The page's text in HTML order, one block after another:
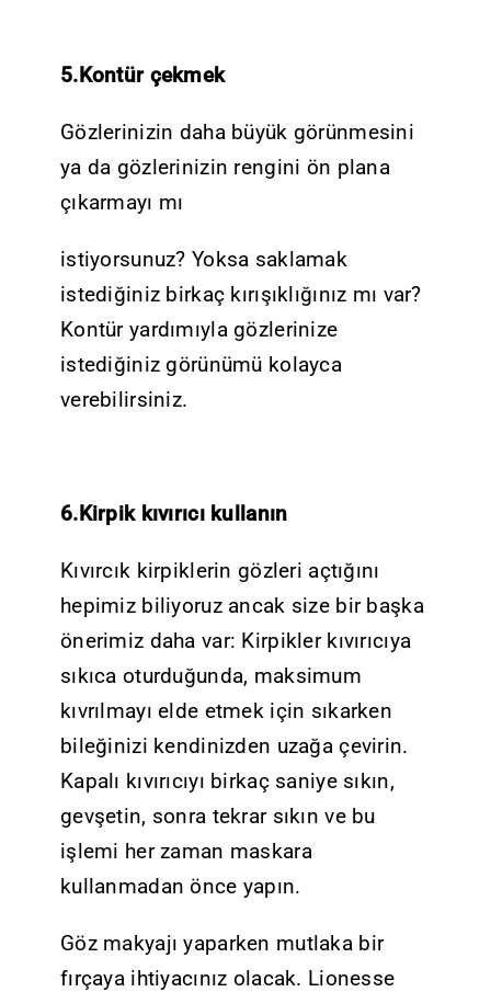
5.Kontür çekmek
Gözlerinizin daha büyük görünmesini
ya da gözlerinizin rengini ön plana
çıkarmayı mı
istiyorsunuz? Yoksa saklamak
istediğiniz birkaç kırışıklığınız mı var?
Kontür yardımıyla gözlerinize
istediğiniz görünümü kolayca
verebilirsiniz.
6.Kirpik kıvırıcı kullanın
Kıvırcık kirpiklerin gözleri açtığını
hepimiz biliyoruz ancak size bir başka
önerimiz daha var: Kirpikler kıvırıcıya
sıkıca oturduğunda, maksimum
kıvrılmayı elde etmek için sıkarken
bileğinizi kendinizden uzağa çevirin.
Kapalı kıvırıcıyı birkaç saniye sıkın,
gevşetin, sonra tekrar sıkın ve bu
işlemi her zaman maskara
kullanmadan önce yapın.
Göz makyajı yaparken mutlaka bir
fırçaya ihtiyacınız olacak. Lionesse